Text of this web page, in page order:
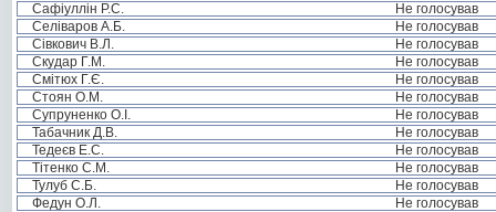
Сафіуллін Р.С.
Не голосував
Селіваров А.Б.
Не голосував
Сівкович В.Л.
Не голосував
Скудар Г.М.
Не голосував
Смітюх Г.Є.
Не голосував
Стоян О.М.
Не голосував
Супруненко О.І.
Не голосував
Табачник Д.В.
Не голосував
Тедеєв Е.С.
Не голосував
Тітенко С.М.
Не голосував
Тулуб С.Б.
Не голосував
Федун О.Л.
Не голосував